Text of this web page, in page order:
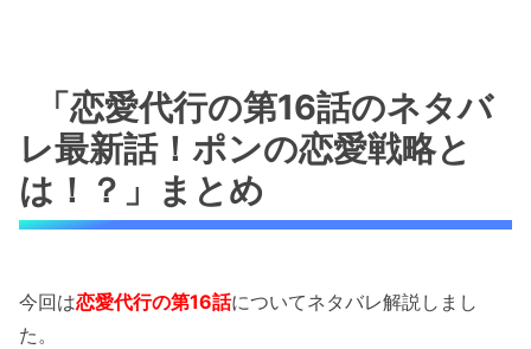
「恋愛代行の第16話のネタバ
レ最新話！ポンの恋愛戦略と
は！？」まとめ
今回は恋愛代行の第16話についてネタバレ解説しまし
た。